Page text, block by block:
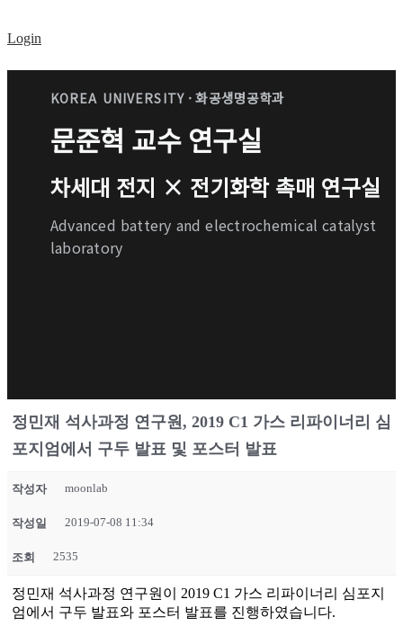
Login
KOREA UNIVERSITY· 화공생명공학과
문준혁 교수 연구실
차세대 전지 × 전기화학 촉매 연구실
Advanced battery and electrochemical catalyst
laboratory
정민재 석사과정 연구원, 2019 C1 가스 리파이너리 심
포지엄에서 구두 발표 및 포스터 발표
작성자 moonlab
작성일 2019-07-08 11:34
조회 2535
정민재 석사과정 연구원이 2019 C1 가스 리파이너리 심포지
엄에서 구두 발표와 포스터 발표를 진행하였습니다.